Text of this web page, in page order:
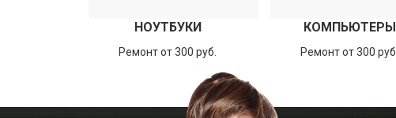
НОУТБУКИ
Ремонт от 300 руб.
КОМПЬЮТЕРЫ
Ремонт от 300 руб.